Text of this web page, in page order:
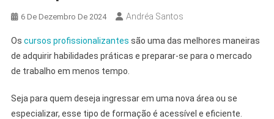
6 De Dezembro De 2024 Andréa Santos
Os cursos profissionalizantes são uma das melhores maneiras
de adquirir habilidades práticas e preparar-se para o mercado
de trabalho em menos tempo.
Seja para quem deseja ingressar em uma nova área ou se
especializar, esse tipo de formação é acessível e eficiente.